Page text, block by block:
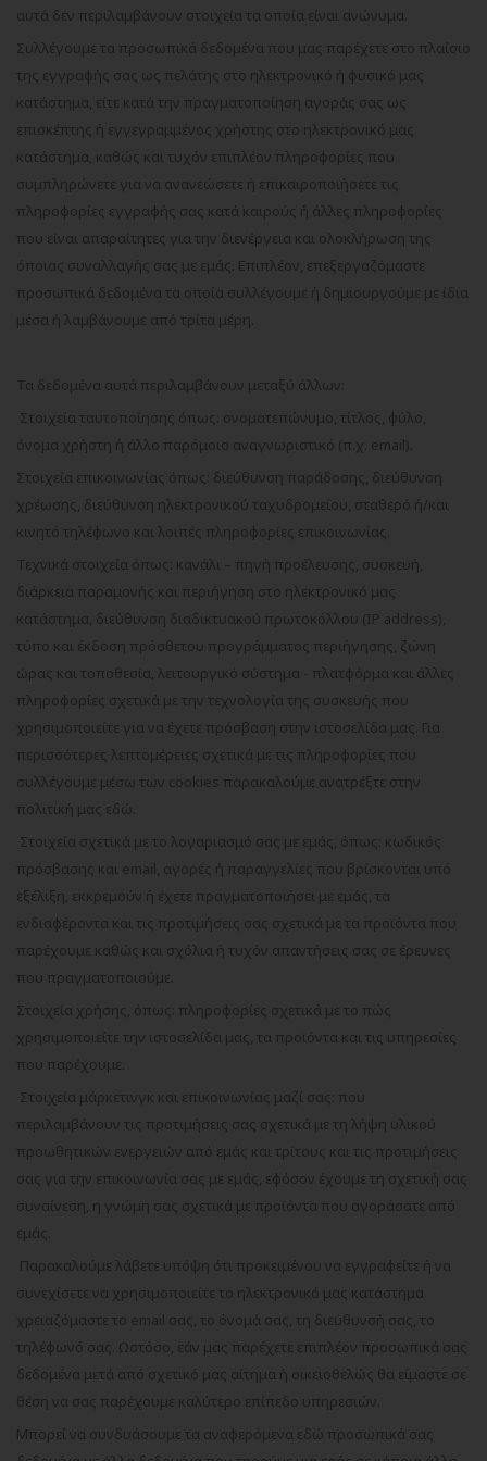
αυτά δεν περιλαμβάνουν στοιχεία τα οποία είναι ανώνυμα.
Συλλέγουμε τα προσωπικά δεδομένα που μας παρέχετε στο πλαίσιο
της εγγραφής σας ως πελάτης στο ηλεκτρονικό ή φυσικό μας
κατάστημα, είτε κατά την πραγματοποίηση αγοράς σας ως
επισκέπτης ή εγγεγραμμένος χρήστης στο ηλεκτρονικό μας
κατάστημα, καθώς και τυχόν επιπλέον πληροφορίες που
συμπληρώνετε για να ανανεώσετε ή επικαιροποιήσετε τις
πληροφορίες εγγραφής σας κατά καιρούς ή άλλες πληροφορίες
που είναι απαραίτητες για την διενέργεια και ολοκλήρωση της
όποιας συναλλαγής σας με εμάς. Επιπλέον, επεξεργαζόμαστε
προσωπικά δεδομένα τα οποία συλλέγουμε ή δημιουργούμε με ίδια
μέσα ή λαμβάνουμε από τρίτα μέρη.
Τα δεδομένα αυτά περιλαμβάνουν μεταξύ άλλων:
Στοιχεία ταυτοποίησης όπως: ονοματεπώνυμο, τίτλος, φύλο,
όνομα χρήστη ή άλλο παρόμοιο αναγνωριστικό (π.χ. email).
Στοιχεία επικοινωνίας όπως: διεύθυνση παράδοσης, διεύθυνση
χρέωσης, διεύθυνση ηλεκτρονικού ταχυδρομείου, σταθερό ή/και
κινητό τηλέφωνο και λοιπές πληροφορίες επικοινωνίας.
Τεχνικά στοιχεία όπως: κανάλι – πηγή προέλευσης, συσκευή,
διάρκεια παραμονής και περιήγηση στο ηλεκτρονικό μας
κατάστημα, διεύθυνση διαδικτυακού πρωτοκόλλου (IP address),
τύπο και έκδοση πρόσθετου προγράμματος περιήγησης, ζώνη
ώρας και τοποθεσία, λειτουργικό σύστημα - πλατφόρμα και άλλες
πληροφορίες σχετικά με την τεχνολογία της συσκευής που
χρησιμοποιείτε για να έχετε πρόσβαση στην ιστοσελίδα μας. Για
περισσότερες λεπτομέρειες σχετικά με τις πληροφορίες που
συλλέγουμε μέσω των cookies παρακαλούμε ανατρέξτε στην
πολιτική μας εδώ.
Στοιχεία σχετικά με το λογαριασμό σας με εμάς, όπως: κωδικός
πρόσβασης και email, αγορές ή παραγγελίες που βρίσκονται υπό
εξέλιξη, εκκρεμούν ή έχετε πραγματοποιήσει με εμάς, τα
ενδιαφέροντα και τις προτιμήσεις σας σχετικά με τα προϊόντα που
παρέχουμε καθώς και σχόλια ή τυχόν απαντήσεις σας σε έρευνες
που πραγματοποιούμε.
Στοιχεία χρήσης, όπως: πληροφορίες σχετικά με το πώς
χρησιμοποιείτε την ιστοσελίδα μας, τα προϊόντα και τις υπηρεσίες
που παρέχουμε.
Στοιχεία μάρκετινγκ και επικοινωνίας μαζί σας: που
περιλαμβάνουν τις προτιμήσεις σας σχετικά με τη λήψη υλικού
προωθητικών ενεργειών από εμάς και τρίτους και τις προτιμήσεις
σας για την επικοινωνία σας με εμάς, εφόσον έχουμε τη σχετική σας
συναίνεση, η γνώμη σας σχετικά με προϊόντα που αγοράσατε από
εμάς.
Παρακαλούμε λάβετε υπόψη ότι προκειμένου να εγγραφείτε ή να
συνεχίσετε να χρησιμοποιείτε το ηλεκτρονικό μας κατάστημα
χρειαζόμαστε το email σας, το όνομά σας, τη διεύθυνσή σας, το
τηλέφωνό σας. Ωστόσο, εάν μας παρέχετε επιπλέον προσωπικά σας
δεδομένα μετά από σχετικό μας αίτημα ή οικειοθελώς θα είμαστε σε
θέση να σας παρέχουμε καλύτερο επίπεδο υπηρεσιών.
Μπορεί να συνδυάσουμε τα αναφερόμενα εδώ προσωπικά σας